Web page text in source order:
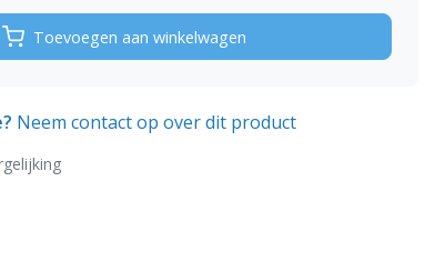
Toevoegen aan winkelwagen
Neem contact op over dit product